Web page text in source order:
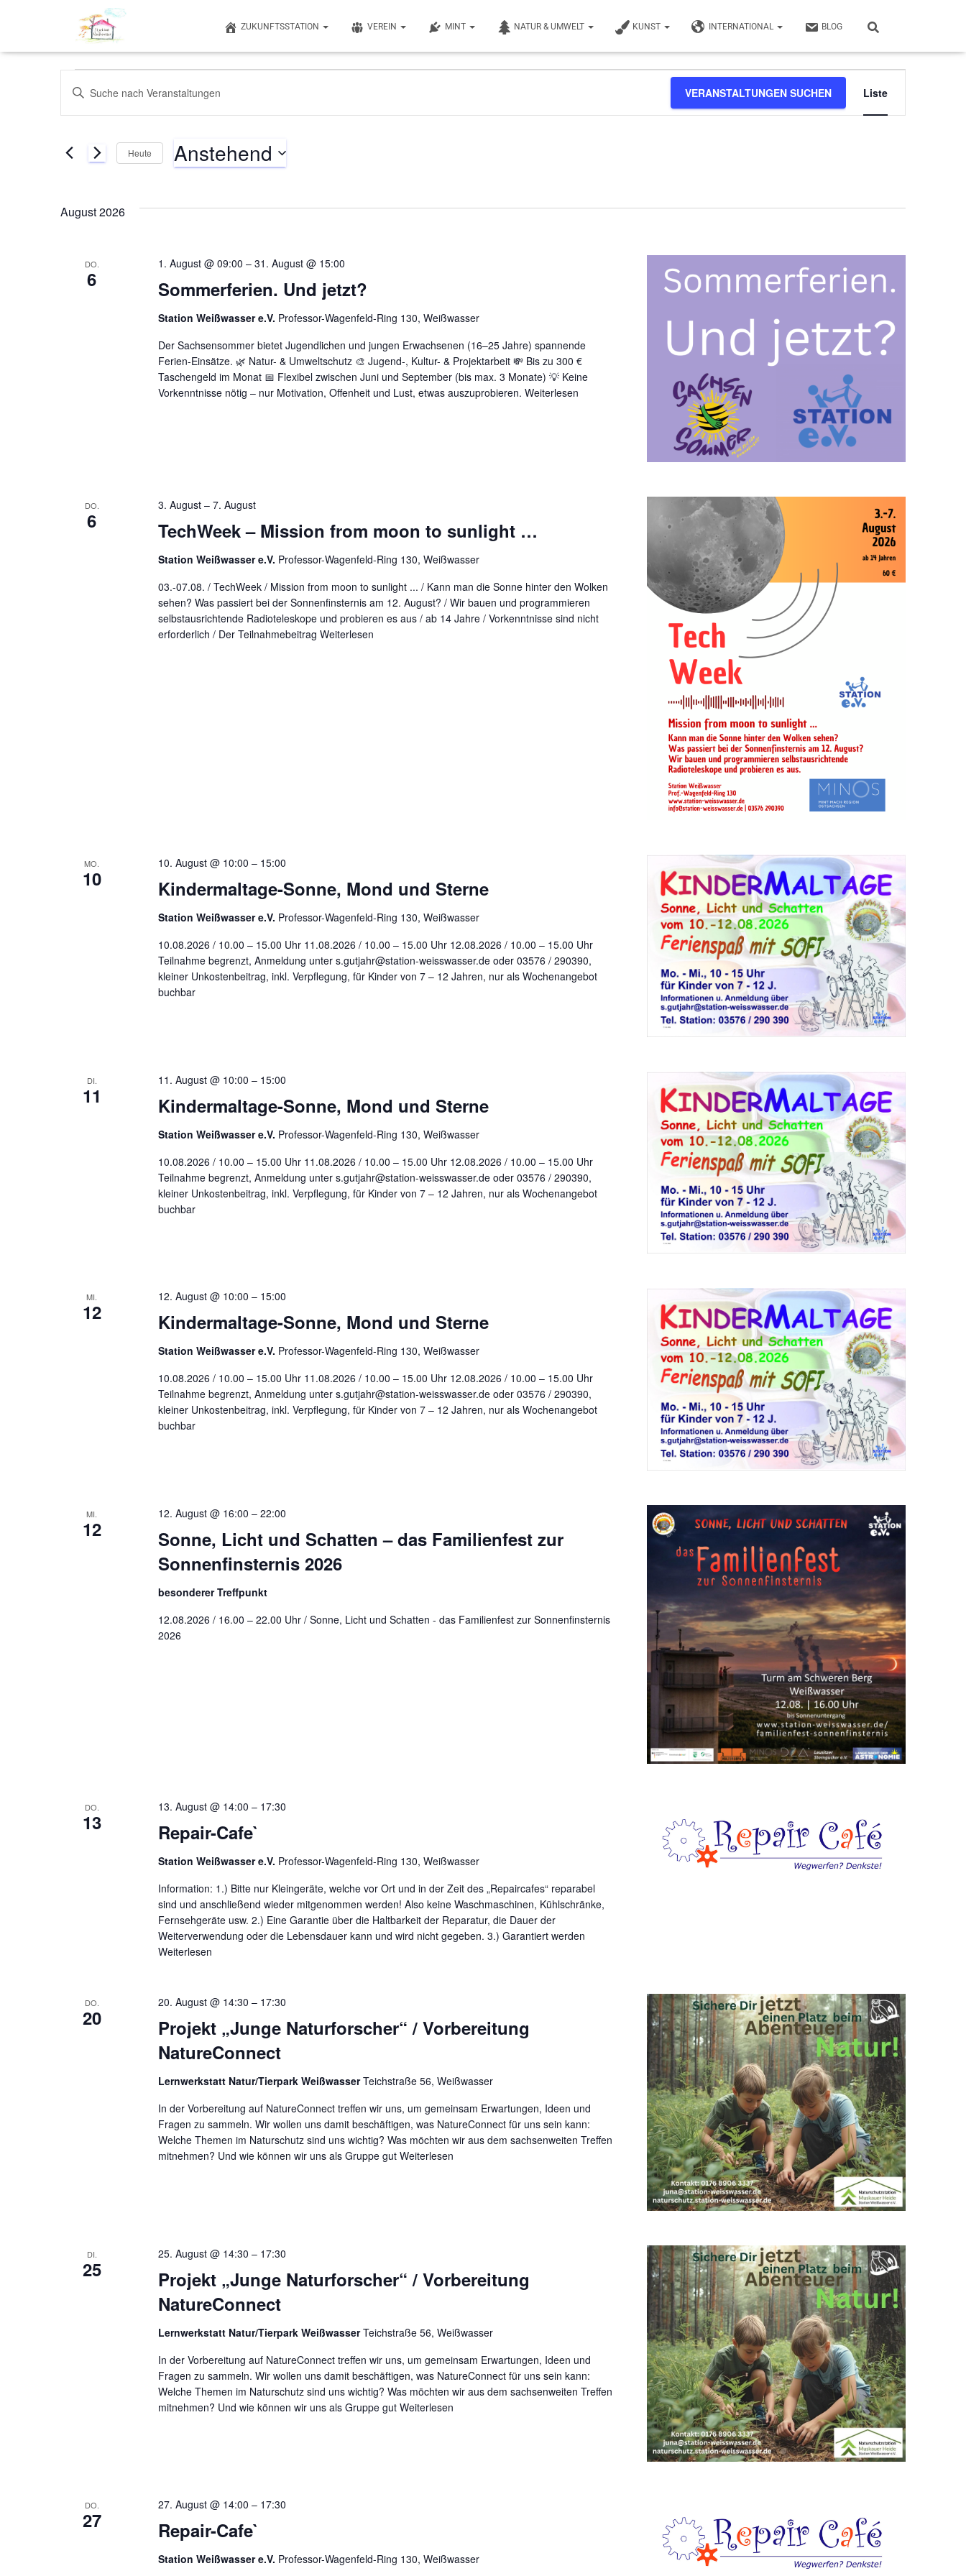
ZUKUNFTSSTATION VEREIN MINT NATUR & UMWELT KUNST INTERNATIONAL BLOG
Veranstaltungen
Veranstaltungen
Ansichten,
Navigation
Bitte
Schlüsselwort
eingeben.
nach
Veranstaltungen
VERANSTALTUNGEN SUCHEN Liste
Heute Anstehend
August 2026
DO.
6 Sommerferien. Und jetzt?
1. August @ 09:00 – 31. August @ 15:00
Station Weißwasser e.V. Professor-Wagenfeld-Ring 130, Weißwasser
Der Sachsensommer bietet Jugendlichen und jungen Erwachsenen (16–25 Jahre) spannende
Ferien-Einsätze. 🌿 Natur- & Umweltschutz 🎨 Jugend-, Kultur- & Projektarbeit 💸 Bis zu 300 €
Taschengeld im Monat 📅 Flexibel zwischen Juni und September (bis max. 3 Monate) 💡 Keine
Vorkenntnisse nötig – nur Motivation, Offenheit und Lust, etwas auszuprobieren. Weiterlesen
DO.
6 TechWeek – Mission from moon to sunlight …
3. August– 7. August
Station Weißwasser e.V. Professor-Wagenfeld-Ring 130, Weißwasser
03.-07.08. / TechWeek / Mission from moon to sunlight ... / Kann man die Sonne hinter den Wolken
sehen? Was passiert bei der Sonnenfinsternis am 12. August? / Wir bauen und programmieren
selbstausrichtende Radioteleskope und probieren es aus / ab 14 Jahre / Vorkenntnisse sind nicht
erforderlich / Der Teilnahmebeitrag Weiterlesen
MO.
10 Kindermaltage-Sonne, Mond und Sterne
10. August @ 10:00 – 15:00
Station Weißwasser e.V. Professor-Wagenfeld-Ring 130, Weißwasser
10.08.2026 / 10.00 – 15.00 Uhr 11.08.2026 / 10.00 – 15.00 Uhr 12.08.2026 / 10.00 – 15.00 Uhr
Teilnahme begrenzt, Anmeldung unter s.gutjahr@station-weisswasser.de oder 03576 / 290390,
kleiner Unkostenbeitrag, inkl. Verpflegung, für Kinder von 7 – 12 Jahren, nur als Wochenangebot
buchbar
DI.
11 Kindermaltage-Sonne, Mond und Sterne
11. August @ 10:00 – 15:00
Station Weißwasser e.V. Professor-Wagenfeld-Ring 130, Weißwasser
10.08.2026 / 10.00 – 15.00 Uhr 11.08.2026 / 10.00 – 15.00 Uhr 12.08.2026 / 10.00 – 15.00 Uhr
Teilnahme begrenzt, Anmeldung unter s.gutjahr@station-weisswasser.de oder 03576 / 290390,
kleiner Unkostenbeitrag, inkl. Verpflegung, für Kinder von 7 – 12 Jahren, nur als Wochenangebot
buchbar
MI.
12 Kindermaltage-Sonne, Mond und Sterne
12. August @ 10:00 – 15:00
Station Weißwasser e.V. Professor-Wagenfeld-Ring 130, Weißwasser
10.08.2026 / 10.00 – 15.00 Uhr 11.08.2026 / 10.00 – 15.00 Uhr 12.08.2026 / 10.00 – 15.00 Uhr
Teilnahme begrenzt, Anmeldung unter s.gutjahr@station-weisswasser.de oder 03576 / 290390,
kleiner Unkostenbeitrag, inkl. Verpflegung, für Kinder von 7 – 12 Jahren, nur als Wochenangebot
buchbar
MI.
12
Sonne, Licht und Schatten – das Familienfest zur
Sonnenfinsternis 2026
12. August @ 16:00 – 22:00
besonderer Treffpunkt
12.08.2026 / 16.00 – 22.00 Uhr / Sonne, Licht und Schatten - das Familienfest zur Sonnenfinsternis
2026
DO.
13 Repair-Cafe`
13. August @ 14:00 – 17:30
Station Weißwasser e.V. Professor-Wagenfeld-Ring 130, Weißwasser
Information: 1.) Bitte nur Kleingeräte, welche vor Ort und in der Zeit des „Repaircafes“ reparabel
sind und anschließend wieder mitgenommen werden! Also keine Waschmaschinen, Kühlschränke,
Fernsehgeräte usw. 2.) Eine Garantie über die Haltbarkeit der Reparatur, die Dauer der
Weiterverwendung oder die Lebensdauer kann und wird nicht gegeben. 3.) Garantiert werden
Weiterlesen
DO.
20
Projekt „Junge Naturforscher“ / Vorbereitung
NatureConnect
20. August @ 14:30 – 17:30
Lernwerkstatt Natur/Tierpark WeißwasserTeichstraße 56, Weißwasser
In der Vorbereitung auf NatureConnect treffen wir uns, um gemeinsam Erwartungen, Ideen und
Fragen zu sammeln. Wir wollen uns damit beschäftigen, was NatureConnect für uns sein kann:
Welche Themen im Naturschutz sind uns wichtig? Was möchten wir aus dem sachsenweiten Treffen
mitnehmen? Und wie können wir uns als Gruppe gutWeiterlesen
DI.
25
Projekt „Junge Naturforscher“ / Vorbereitung
NatureConnect
25. August @ 14:30 – 17:30
Lernwerkstatt Natur/Tierpark WeißwasserTeichstraße 56, Weißwasser
In der Vorbereitung auf NatureConnect treffen wir uns, um gemeinsam Erwartungen, Ideen und
Fragen zu sammeln. Wir wollen uns damit beschäftigen, was NatureConnect für uns sein kann:
Welche Themen im Naturschutz sind uns wichtig? Was möchten wir aus dem sachsenweiten Treffen
mitnehmen? Und wie können wir uns als Gruppe gutWeiterlesen
DO.
27 Repair-Cafe`
27. August @ 14:00 – 17:30
Station Weißwasser e.V. Professor-Wagenfeld-Ring 130, Weißwasser